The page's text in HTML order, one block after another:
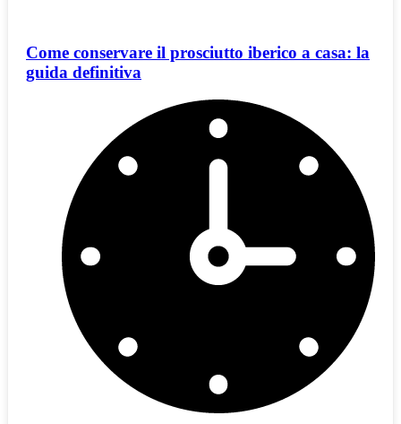
Come conservare il prosciutto iberico a casa: la
guida definitiva